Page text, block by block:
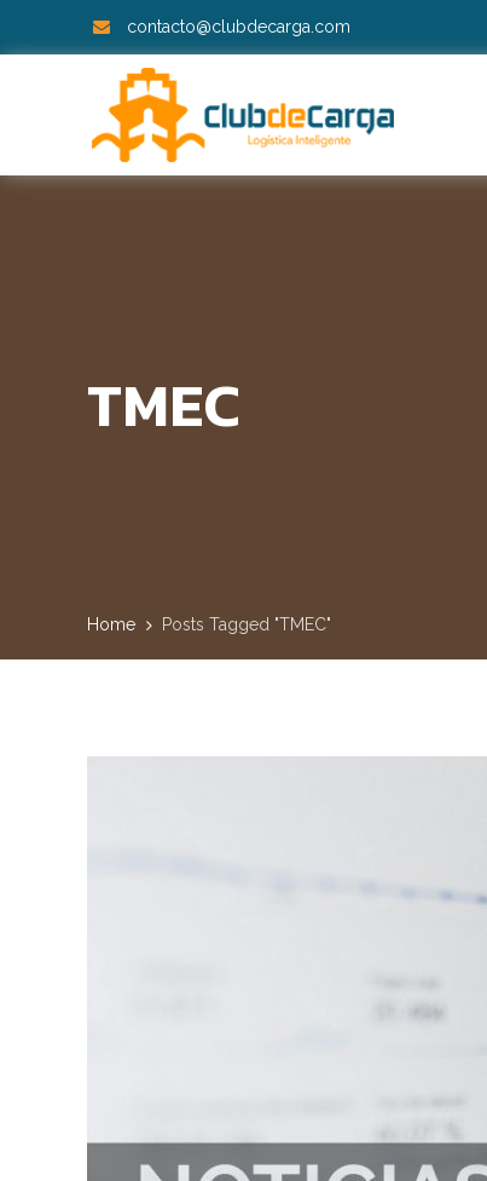
contacto@clubdecarga.com
TMEC
Home Posts Tagged "TMEC"